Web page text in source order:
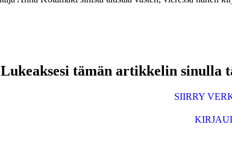
Lukeaksesi tämän artikkelin sinulla
SIIRRY